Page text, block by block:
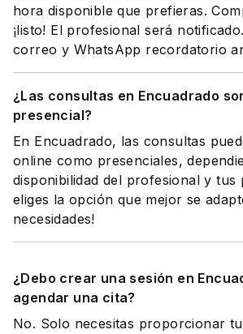
hora disponible que prefieras.
¡listo! El profesional será
correo y WhatsApp recordatorio
¿Las consultas en Encuadrado
presencial?
En Encuadrado, las consultas
online como presenciales,
disponibilidad del profesional y tus
eliges la opción que mejor se
necesidades!
¿Debo crear una sesión en
agendar una cita?
No. Solo necesitas proporcionar